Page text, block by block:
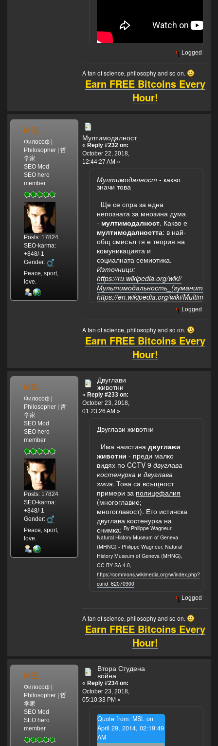
Logged
A fan of science, philosophy and so on.
Earn FREE Bitcoins Every
Hour!
MSL
Философ |
Philosopher | 哲
学家
SEO Mod
SEO hero
member
Posts: 17824
SEO-karma:
+848/-1
Gender:
Peace, sport,
love.
Мултимодалност
« Reply #232 on:
October 22, 2018,
12:44:27 AM »
Мултимодалност - какво
значи това
Ще се спра за една
непозната за мнозина дума
- мултимодалност. Какво е
мултимодалността: в най-
общ смисъл тя е теория на
комуникацията и
социалната семиотика.
Източници:
https://ru.wikipedia.org/wiki/
https://en.wikipedia.org/wiki/
Logged
A fan of science, philosophy and so on.
Earn FREE Bitcoins Every
Hour!
MSL
Философ |
Philosopher | 哲
学家
SEO Mod
SEO hero
member
Posts: 17824
SEO-karma:
+848/-1
Gender:
Peace, sport,
love.
Двуглави
животни
« Reply #233 on:
October 23, 2018,
01:23:26 AM »
Двуглави животни
Има наистина двуглави
животни - преди малко
видях по CCTV 9 двуглава
костенурка и двуглава
змия. Това са всъщност
примери за полицефалия
(многоглавие;
многоглавост). Ето истинска
двуглава костенурка на
снимка: By Philippe Wagneur,
Natural History Museum of Geneva
(MHNG) - Philippe Wagneur, Natural
History Museum of Geneva (MHNG),
CC BY-SA 4.0,
https://commons.wikimedia.org/w/index.php?
curid=62070900
Logged
A fan of science, philosophy and so on.
Earn FREE Bitcoins Every
Hour!
MSL
Философ |
Philosopher | 哲
学家
SEO Mod
SEO hero
member
Втора Студена
война
« Reply #234 on:
October 23, 2018,
05:10:33 PM »
Quote from: MSL on
April 29, 2014, 02:19:49
AM